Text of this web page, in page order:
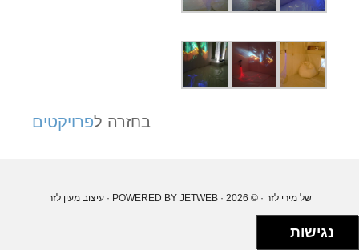
בחזרה לפרויקטים
של מירי לזר · © 2026 · POWERED BY
JETWEB · עיצובמעין לזר
נגישות